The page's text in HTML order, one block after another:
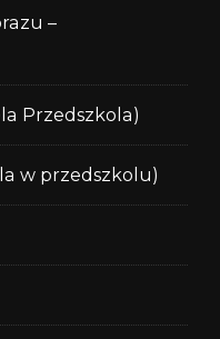
–
Przedszkola)
w przedszkolu)